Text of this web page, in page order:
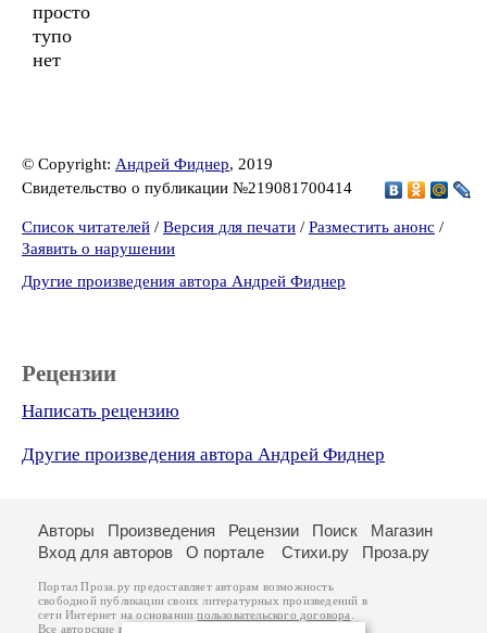
просто
тупо
нет
© Copyright: Андрей Фиднер, 2019
Свидетельство о публикации №219081700414
Список читателей / Версия для печати / Разместить анонс /
Заявить о нарушении
Другие произведения автора Андрей Фиднер
Рецензии
Написать рецензию
Другие произведения автора Андрей Фиднер
Авторы Произведения Рецензии Поиск
Магазин
Вход для авторов
О портале Стихи.ру Проза.ру
Портал Проза.ру предоставляет авторам возможность
свободной публикации своих литературных произведений в
сети Интернет на основаниипользовательского договора
Все авторские права на произведения принадлежат авторам